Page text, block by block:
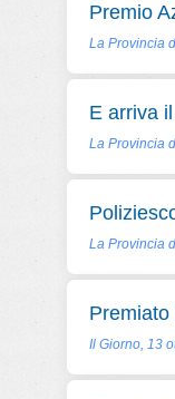
Premio
La Provincia
E arriva
La Provincia
La Provincia
Il Giorno, 13